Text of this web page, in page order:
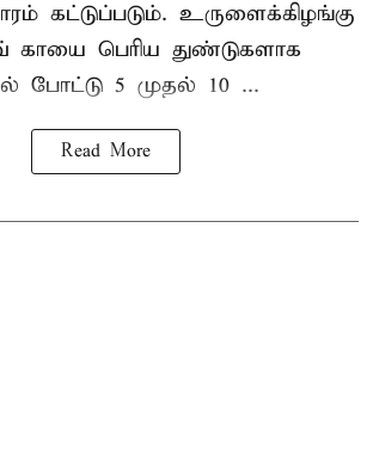
கட்டுப்படும். உருளைக்கிழங்கு
பெரிய துண்டுகளாக
போட்டு 5 முதல் 10 ...
Read More